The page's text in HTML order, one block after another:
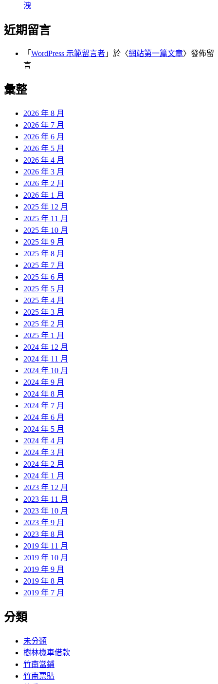
洩
近期留言
「 WordPress 示範留言者 」於〈網站第一篇文章〉發佈留
言
彙整
2026 年 8 月
2026 年 7 月
2026 年 6 月
2026 年 5 月
2026 年 4 月
2026 年 3 月
2026 年 2 月
2026 年 1 月
2025 年 12 月
2025 年 11 月
2025 年 10 月
2025 年 9 月
2025 年 8 月
2025 年 7 月
2025 年 6 月
2025 年 5 月
2025 年 4 月
2025 年 3 月
2025 年 2 月
2025 年 1 月
2024 年 12 月
2024 年 11 月
2024 年 10 月
2024 年 9 月
2024 年 8 月
2024 年 7 月
2024 年 6 月
2024 年 5 月
2024 年 4 月
2024 年 3 月
2024 年 2 月
2024 年 1 月
2023 年 12 月
2023 年 11 月
2023 年 10 月
2023 年 9 月
2023 年 8 月
2019 年 11 月
2019 年 10 月
2019 年 9 月
2019 年 8 月
2019 年 7 月
分類
未分類
樹林機車借款
竹南當鋪
竹南票貼